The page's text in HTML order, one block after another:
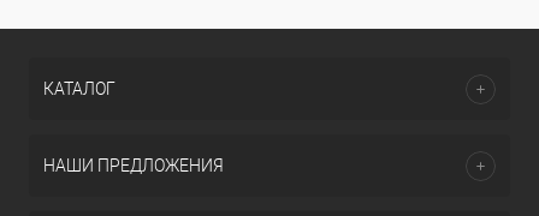
КАТАЛОГ
НАШИ ПРЕДЛОЖЕНИЯ